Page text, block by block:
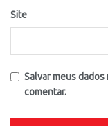
Site
Salvar meus
comentar.